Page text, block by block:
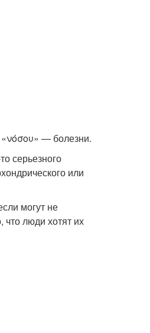
«νόσου» — болезни.
серьезного
или
могут не
что люди хотят их